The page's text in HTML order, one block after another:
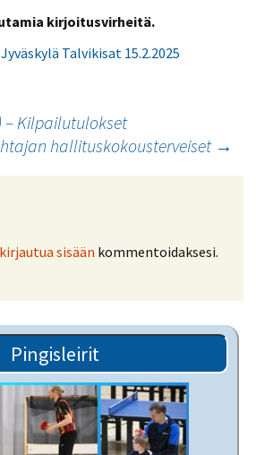
kirjoitusvirheitä.
Jyväskylä Talvikisat 15.2.2025
– Kilpailutulokset
hallituskokousterveiset →
kirjautua sisään kommentoidaksesi.
Pingisleirit